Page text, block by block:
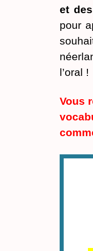
et
pour
l’oral !
Vous